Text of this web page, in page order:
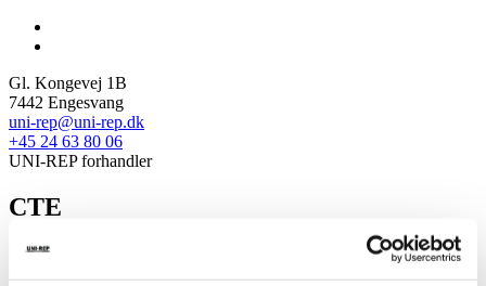
Gl. Kongevej 1B
7442 Engesvang
uni-rep@uni-rep.dk
+45 24 63 80 06
UNI-REP forhandler
CTE
Hos Uni-Rep er vi stolte af at være forhandler af CTE – en af Europas